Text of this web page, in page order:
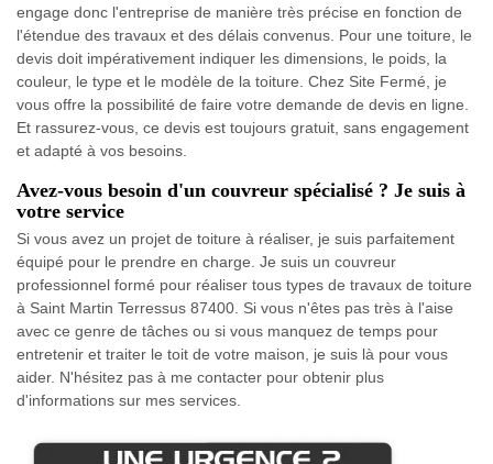
engage donc l'entreprise de manière très précise en fonction de
l'étendue des travaux et des délais convenus. Pour une toiture, le
devis doit impérativement indiquer les dimensions, le poids, la
couleur, le type et le modèle de la toiture. Chez Site Fermé, je
vous offre la possibilité de faire votre demande de devis en ligne.
Et rassurez-vous, ce devis est toujours gratuit, sans engagement
et adapté à vos besoins.
Avez-vous besoin d'un couvreur spécialisé ? Je suis à
votre service
Si vous avez un projet de toiture à réaliser, je suis parfaitement
équipé pour le prendre en charge. Je suis un couvreur
professionnel formé pour réaliser tous types de travaux de toiture
à Saint Martin Terressus 87400. Si vous n'êtes pas très à l'aise
avec ce genre de tâches ou si vous manquez de temps pour
entretenir et traiter le toit de votre maison, je suis là pour vous
aider. N'hésitez pas à me contacter pour obtenir plus
d'informations sur mes services.